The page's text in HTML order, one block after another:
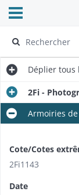
Ouvrir le menu
Déplier tous
2Fi -
Armoiries de
Cote/Cotes
2Fi1143
Date